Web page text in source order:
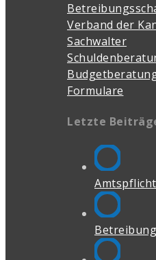
Verband der
Sachwalter
Formulare
Letzte